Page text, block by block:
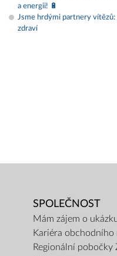
a energii! 🔋
Jsme hrdými partnery vítězů:
zdraví
SPOLEČNOST
Mám zájem o
Kariéra obchodního
Regionální pobočky